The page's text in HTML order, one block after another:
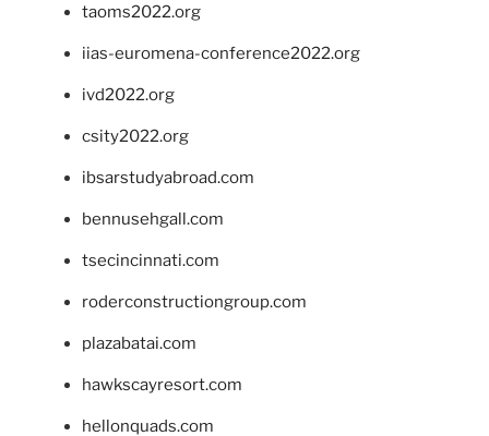
taoms2022.org
iias-euromena-conference2022.org
ivd2022.org
csity2022.org
ibsarstudyabroad.com
bennusehgall.com
tsecincinnati.com
roderconstructiongroup.com
plazabatai.com
hawkscayresort.com
hellonquads.com